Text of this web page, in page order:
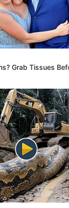
Grab Tissues